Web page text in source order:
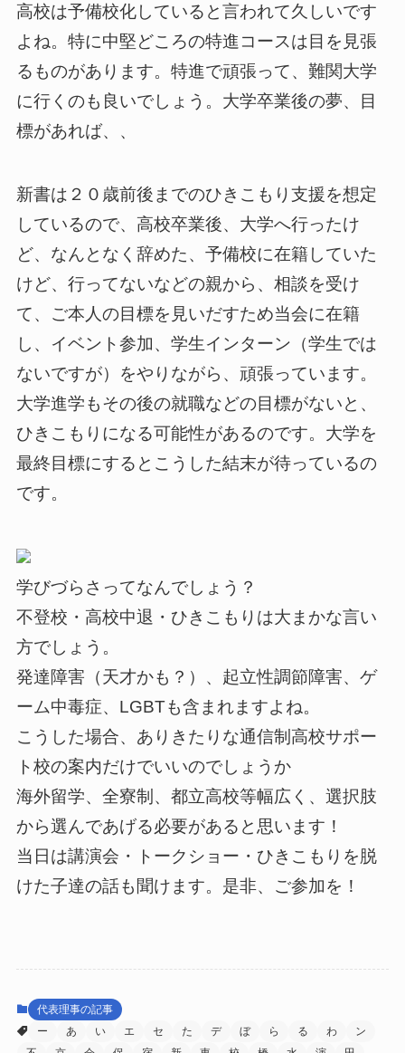
高校は予備校化していると言われて久しいです
よね。特に中堅どころの特進コースは目を見張
るものがあります。特進で頑張って、難関大学
に行くのも良いでしょう。大学卒業後の夢、目
標があれば、、
新書は２０歳前後までのひきこもり支援を想定
しているので、高校卒業後、大学へ行ったけ
ど、なんとなく辞めた、予備校に在籍していた
けど、行ってないなどの親から、相談を受け
て、ご本人の目標を見いだすため当会に在籍
し、イベント参加、学生インターン（学生では
ないですが）をやりながら、頑張っています。
大学進学もその後の就職などの目標がないと、
ひきこもりになる可能性があるのです。大学を
最終目標にするとこうした結末が待っているの
です。
学びづらさってなんでしょう？
不登校・高校中退・ひきこもりは大まかな言い
方でしょう。
発達障害（天才かも？）、起立性調節障害、ゲ
ーム中毒症、LGBTも含まれますよね。
こうした場合、ありきたりな通信制高校サポー
ト校の案内だけでいいのでしょうか
海外留学、全寮制、都立高校等幅広く、選択肢
から選んであげる必要があると思います！
当日は講演会・トークショー・ひきこもりを脱
けた子達の話も聞けます。是非、ご参加を！
代表理事の記事
ー
あ い エ セ た デ ぼ ら る わ
ン